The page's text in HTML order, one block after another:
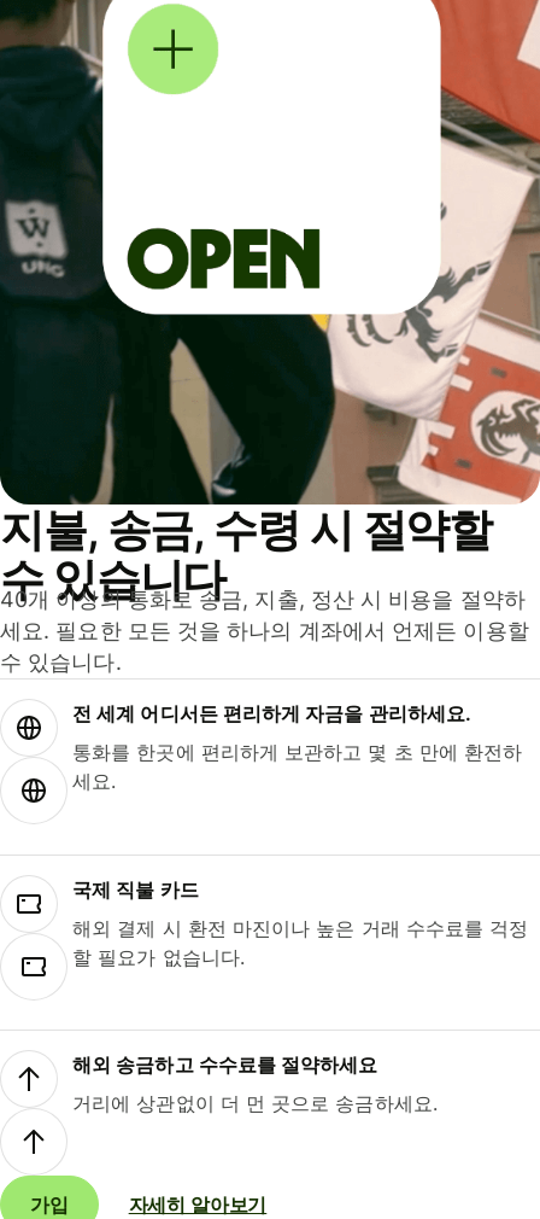
지불, 송금, 수령 시 절약할
수 있습니다
40개 이상의 통화로 송금, 지출, 정산 시 비용을 절약하
세요. 필요한 모든 것을 하나의 계좌에서 언제든 이용할
수 있습니다.
전 세계 어디서든 편리하게 자금을 관리하세요.
통화를 한곳에 편리하게 보관하고 몇 초 만에 환전하
세요.
국제 직불 카드
해외 결제 시 환전 마진이나 높은 거래 수수료를 걱정
할 필요가 없습니다.
해외 송금하고 수수료를 절약하세요
거리에 상관없이 더 먼 곳으로 송금하세요.
가입 자세히 알아보기